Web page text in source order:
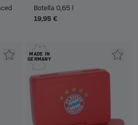
Botella 0,65 l
19,95 €
MADE IN
GERMANY